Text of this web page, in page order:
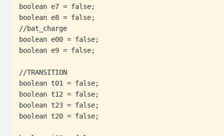
boolean e7 = false;
boolean e8 = false;
//bat_charge
boolean e00 = false;
boolean e9 = false;
//TRANSITION
boolean t01 = false;
boolean t12 = false;
boolean t23 = false;
boolean t20 = false;